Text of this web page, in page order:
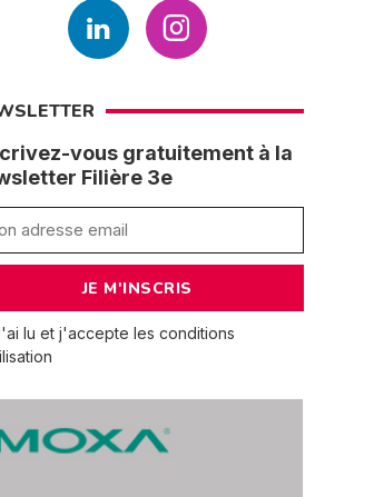
vous gratuitement à la
Filière 3e
lu et j'accepte les conditions